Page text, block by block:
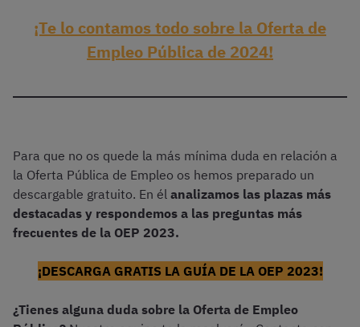
¡Te lo contamos todo sobre la Oferta de
Empleo Pública de 2024!
Para que no os quede la más mínima duda en relación a
la Oferta Pública de Empleo os hemos preparado un
descargable gratuito. En él analizamos las plazas más
destacadas y respondemos a las preguntas más
frecuentes de la OEP 2023.
¡DESCARGA GRATIS LA GUÍA DE LA OEP 2023!
¿Tienes alguna duda sobre la Oferta de Empleo